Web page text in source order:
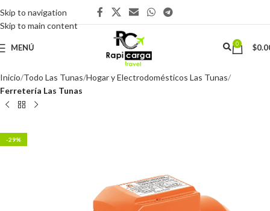
Skip to navigation
Skip to main content
MENÚ 0 $
Inicio Todo Las Tunas Hogar y Electrodomésticos Las Tunas
Ferretería Las Tunas
-29%